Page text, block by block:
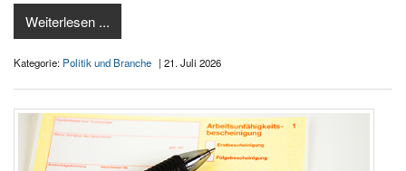
Weiterlesen ...
Kategorie: Politik und Branche | 21. Juli 2026